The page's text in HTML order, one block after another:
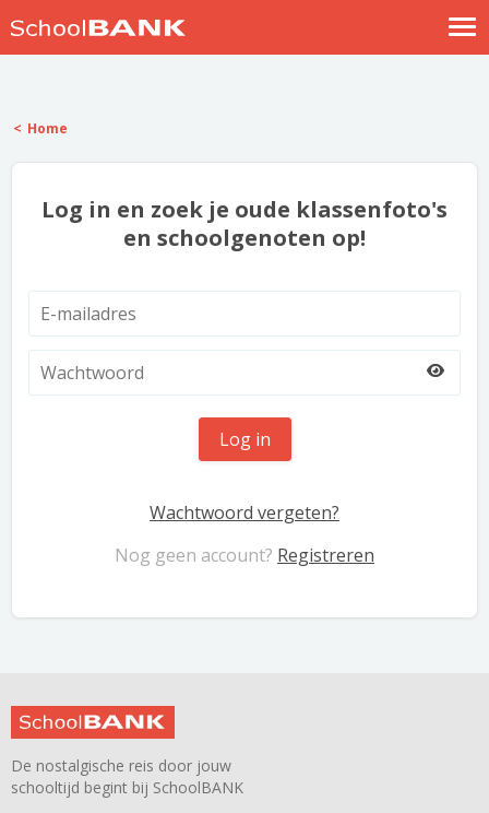
Help
Home
Log in en zoek je oude klassenfoto's
en schoolgenoten op!
Log in
Wachtwoord vergeten?
Nog geen account? Registreren
De nostalgische reis door jouw
schooltijd begint bij SchoolBANK